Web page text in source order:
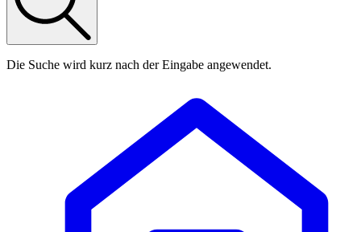
Die Suche wird kurz nach der Eingabe angewendet.